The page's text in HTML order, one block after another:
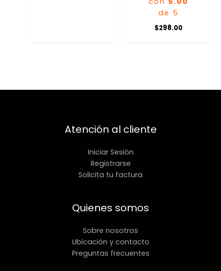
de 5
$298.00
Atención al cliente
Iniciar Sesión
Registrarse
Solicita tu factura
Quienes somos
Sobre nosotros
Ubicación y contacto
Preguntas frecuentes